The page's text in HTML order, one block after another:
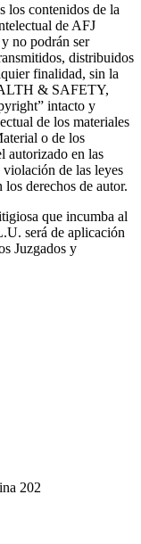
los contenidos de la
de AFJ
no podrán ser
distribuidos
finalidad, sin la
& SAFETY,
intacto y
de los materiales
o de los
autorizado en las
violación de las leyes
derechos de autor.
que incumba al
será de aplicación
Juzgados y
202